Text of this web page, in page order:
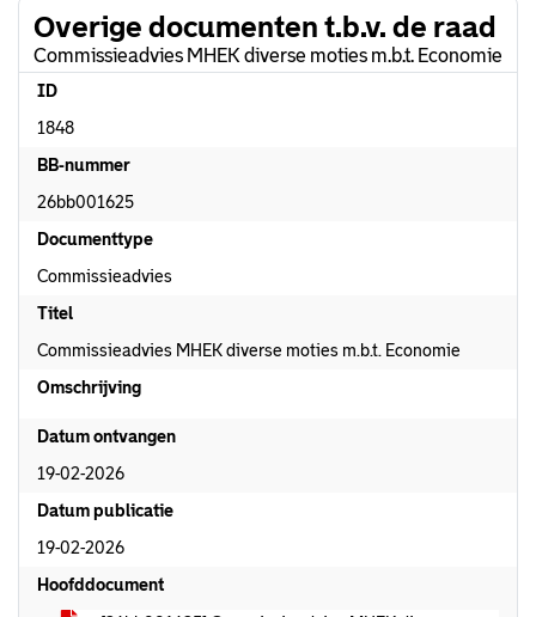
Overige documenten t.b.v. de raad
Commissieadvies MHEK diverse moties m.b.t. Economie
ID
1848
BB-nummer
26bb001625
Documenttype
Commissieadvies
Titel
Commissieadvies MHEK diverse moties m.b.t. Economie
Omschrijving
Datum ontvangen
19-02-2026
Datum publicatie
19-02-2026
Hoofddocument